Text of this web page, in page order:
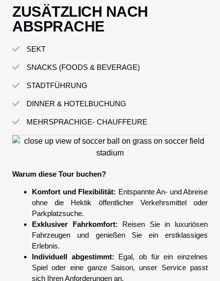
ZUSÄTZLICH NACH
ABSPRACHE
SEKT
SNACKS (FOODS & BEVERAGE)
STADTFÜHRUNG
DINNER & HOTELBUCHUNG
MEHRSPRACHIGE- CHAUFFEURE
Warum diese Tour buchen?
Komfort und Flexibilität: Entspannte An- und Abreise
ohne die Hektik öffentlicher Verkehrsmittel oder
Parkplatzsuche.
Exklusiver Fahrkomfort: Reisen Sie in luxuriösen
Fahrzeugen und genießen Sie ein erstklassiges
Erlebnis.
Individuell abgestimmt: Egal, ob für ein einzelnes
Spiel oder eine ganze Saison, unser Service passt
sich Ihren Anforderungen an.